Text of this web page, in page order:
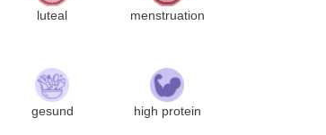
luteal menstruation
gesund high protein